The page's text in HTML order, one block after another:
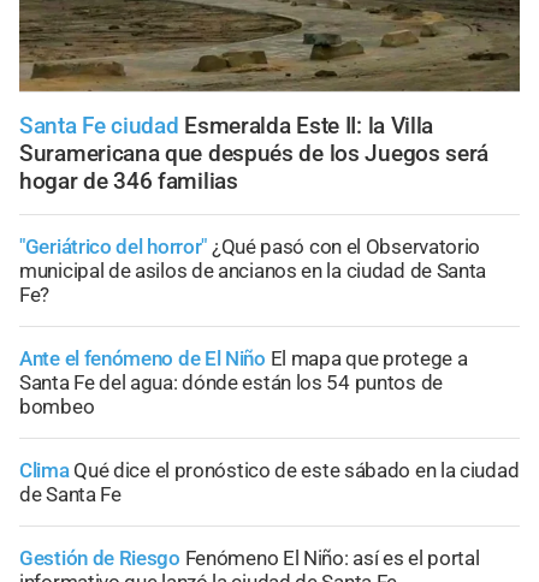
Santa Fe ciudad Esmeralda Este II: la Villa
Suramericana que después de los Juegos será
hogar de 346 familias
"Geriátrico del horror" ¿Qué pasó con el Observatorio
municipal de asilos de ancianos en la ciudad de Santa
Fe?
Ante el fenómeno de El Niño El mapa que protege a
Santa Fe del agua: dónde están los 54 puntos de
bombeo
Clima Qué dice el pronóstico de este sábado en la ciudad
de Santa Fe
Gestión de Riesgo Fenómeno El Niño: así es el portal